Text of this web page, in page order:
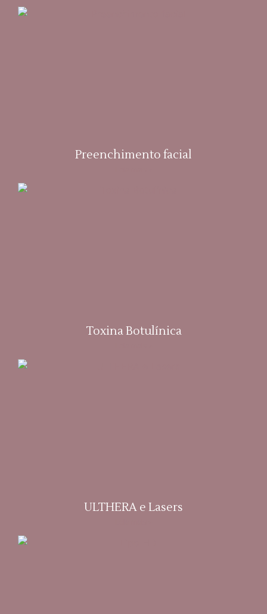
Preenchimento facial
Toxina Botulínica
ULTHERA e Lasers